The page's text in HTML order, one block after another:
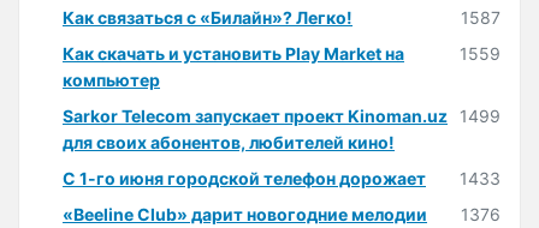
Как связаться с «Билайн»? Легко!
1587
Как скачать и установить Play Market на
компьютер
1559
Sarkor Telecom запускает проект Kinoman.uz
для своих абонентов, любителей кино!
1499
С 1-го июня городской телефон дорожает
1433
«Beeline Club» дарит новогодние мелодии
1376